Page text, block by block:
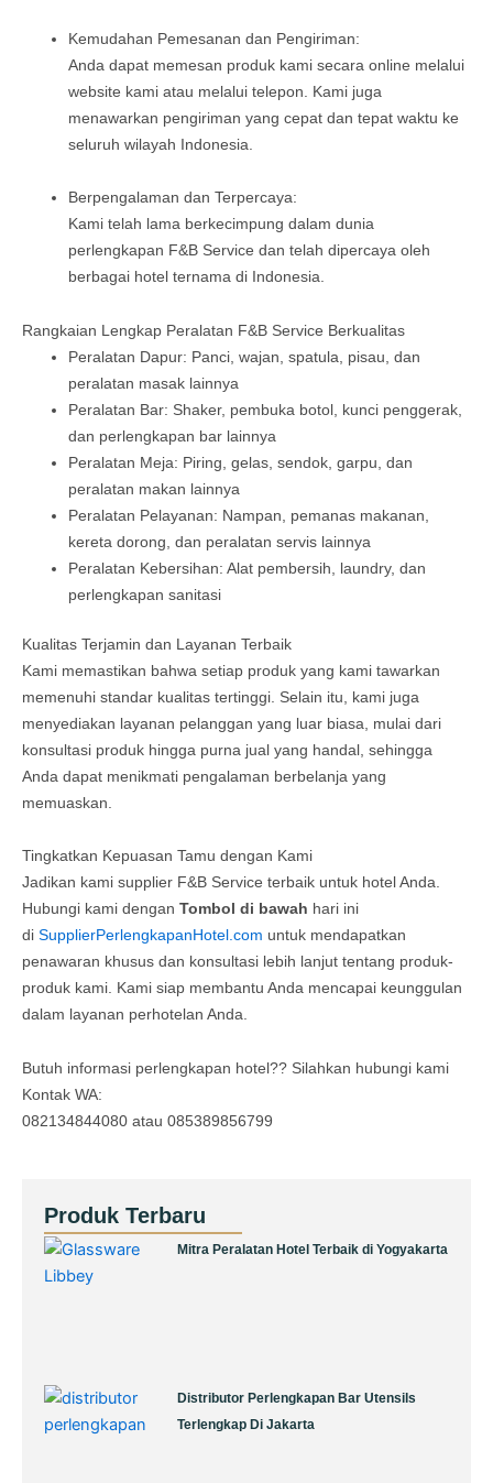
Produk Terbaru
Mitra Peralatan Hotel Terbaik di Yogyakarta
Distributor Perlengkapan Bar Utensils
Terlengkap Di Jakarta
PagePagePagePagePage
Kemudahan Pemesanan dan Pengiriman:
Anda dapat memesan produk kami secara online melalui
website kami atau melalui telepon. Kami juga
menawarkan pengiriman yang cepat dan tepat waktu ke
seluruh wilayah Indonesia.
Berpengalaman dan Terpercaya:
Kami telah lama berkecimpung dalam dunia
perlengkapan F&B Service dan telah dipercaya oleh
berbagai hotel ternama di Indonesia.
Rangkaian Lengkap Peralatan F&B Service Berkualitas
Peralatan Dapur: Panci, wajan, spatula, pisau, dan
peralatan masak lainnya
Peralatan Bar: Shaker, pembuka botol, kunci penggerak,
dan perlengkapan bar lainnya
Peralatan Meja: Piring, gelas, sendok, garpu, dan
peralatan makan lainnya
Peralatan Pelayanan: Nampan, pemanas makanan,
kereta dorong, dan peralatan servis lainnya
Peralatan Kebersihan: Alat pembersih, laundry, dan
perlengkapan sanitasi
Kualitas Terjamin dan Layanan Terbaik
Kami memastikan bahwa setiap produk yang kami tawarkan
memenuhi standar kualitas tertinggi. Selain itu, kami juga
menyediakan layanan pelanggan yang luar biasa, mulai dari
konsultasi produk hingga purna jual yang handal, sehingga
Anda dapat menikmati pengalaman berbelanja yang
memuaskan.
Tingkatkan Kepuasan Tamu dengan Kami
Jadikan kami supplier F&B Service terbaik untuk hotel Anda.
Hubungi kami dengan Tombol di bawah hari ini
di SupplierPerlengkapanHotel.com untuk mendapatkan
penawaran khusus dan konsultasi lebih lanjut tentang produk-
produk kami. Kami siap membantu Anda mencapai keunggulan
dalam layanan perhotelan Anda.
Butuh informasi perlengkapan hotel?? Silahkan hubungi kami
Kontak WA:
082134844080 atau 085389856799